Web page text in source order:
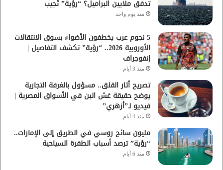
تدفق ملايين البراميل؟ “رؤية” تُجيب
منذ يوم واحد
5 نجوم عرب يخطفون الأضواء بسوق الانتقالات
الأوروبية 2026.. “رؤية” تكشف التفاصيل |
إنفوجراف
منذ 3 أيام
تصريح أثار القلق.. مسؤول بالغرفة التجارية
يوضح حقيقة غش البن في الأسواق المصرية |
فيديو لـ”أزهري”
منذ 4 أيام
مليون سائح روسي في الطريق إلى الإمارات..
“رؤية” ترصد أسباب الطفرة السياحية
منذ 6 أيام